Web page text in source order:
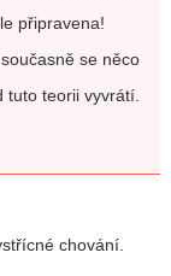
připravena!
se něco
tuto teorii vyvrátí.
chování.